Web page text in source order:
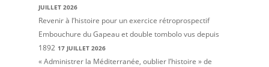
JUILLET 2026
Revenir à l’histoire pour un exercice rétroprospectif
Embouchure du Gapeau et double tombolo vus depuis
1892 17 JUILLET 2026
« Administrer la Méditerranée, oublier l’histoire » de